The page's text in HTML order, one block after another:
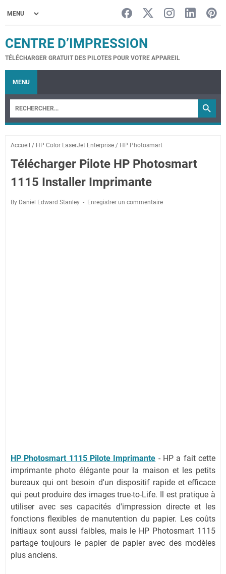
CENTRE D’IMPRESSION
TÉLÉCHARGER GRATUIT DES PILOTES POUR VOTRE APPAREIL
MENU
Accueil / HP Color LaserJet Enterprise / HP Photosmart
Télécharger Pilote HP Photosmart
1115 Installer Imprimante
By Daniel Edward Stanley Enregistrer un commentaire
HP Photosmart 1115 Pilote Imprimante - HP a fait cette
imprimante photo élégante pour la maison et les petits
bureaux qui ont besoin d'un dispositif rapide et efficace
qui peut produire des images true-to-Life. Il est pratique à
utiliser avec ses capacités d'impression directe et les
fonctions flexibles de manutention du papier. Les coûts
initiaux sont aussi faibles, mais le HP Photosmart 1115
partage toujours le papier de papier avec des modèles
plus anciens.